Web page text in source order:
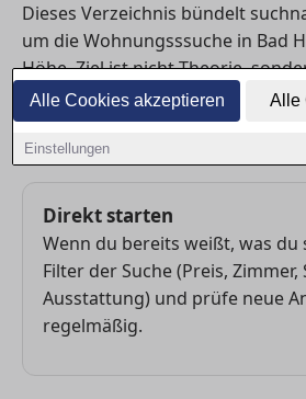
Alle Cookies akzeptieren Alle
Einstellungen
Dieses Verzeichnis bündelt
um die Wohnungsssuche in Bad
Höhe. Ziel ist nicht Theorie,
passende Miet- oder
Besichtigungen sinnvoll nutzen
Objekten zügig reagieren.
Direkt starten
Wenn du bereits weißt, was du
Filter der Suche (Preis, Zimmer,
Ausstattung) und prüfe neue
regelmäßig.